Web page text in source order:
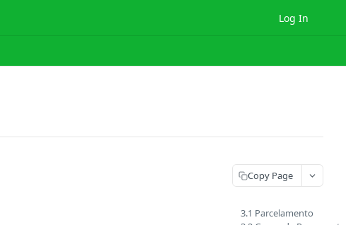
Log In
Copy Page
3.1 Parcelamento